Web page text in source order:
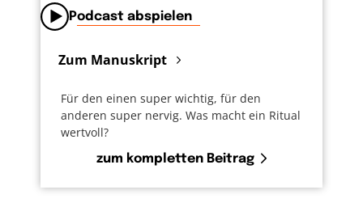
Podcast abspielen
Zum Manuskript
Für den einen super wichtig, für den
anderen super nervig. Was macht ein Ritual
wertvoll?
zum kompletten Beitrag